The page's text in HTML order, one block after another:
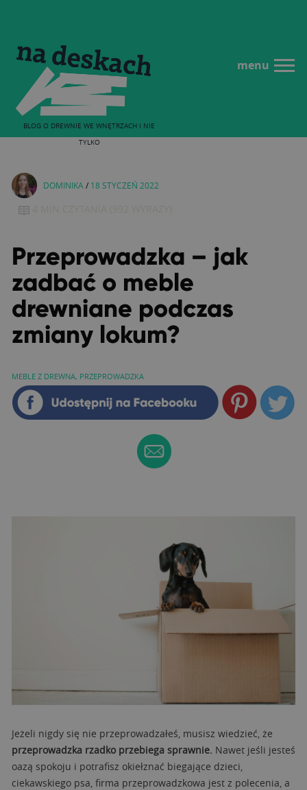
BLOG O DREWNIE WE WNĘTRZACH I NIE
TYLKO
menu
DOMINIKA / 18 STYCZEŃ 2022
Przeprowadzka – jak
zadbać o meble
drewniane podczas
zmiany lokum?
MEBLE Z DREWNA, PRZEPROWADZKA
Jeżeli nigdy się nie przeprowadzałeś, musisz wiedzieć, że
przeprowadzka rzadko przebiega sprawnie. Nawet jeśli jesteś
oazą spokoju i potrafisz okiełznać biegające dzieci,
ciekawskiego psa, firma przeprowadzkowa jest z polecenia, a